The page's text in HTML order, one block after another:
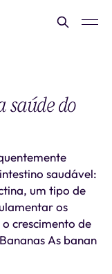
do
saudável:
um tipo de
os
crescimento de
As banan